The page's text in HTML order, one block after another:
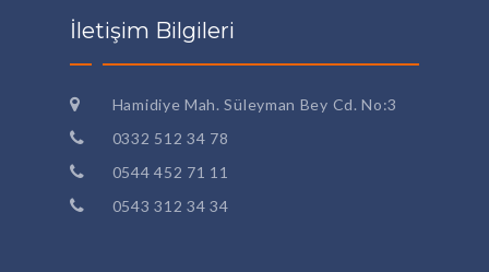
İletişim Bilgileri
Hamidiye Mah. Süleyman Bey Cd. No:3
0332 512 34 78
0544 452 71 11
0543 312 34 34